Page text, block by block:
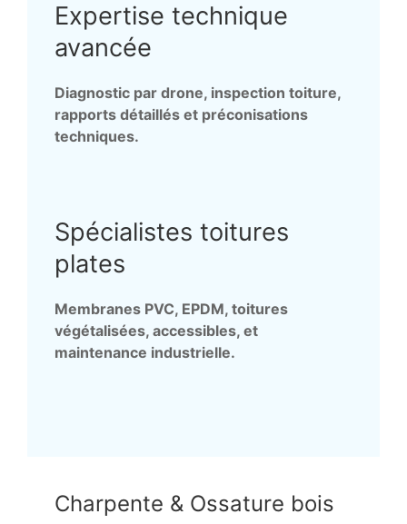
Expertise technique
avancée
Diagnostic par drone, inspection toiture,
rapports détaillés et préconisations
techniques.
Spécialistes toitures
plates
Membranes PVC, EPDM, toitures
végétalisées, accessibles, et
maintenance industrielle.
Charpente & Ossature bois